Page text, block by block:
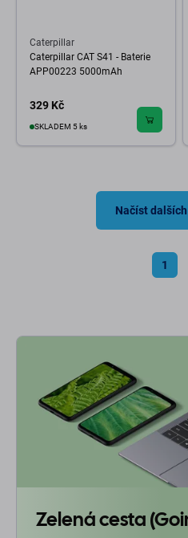
Caterpillar
Caterpillar CAT S41 - Baterie
APP00223 5000mAh
329 Kč
SKLADEM 5 ks
Načíst
1
Zelená cesta